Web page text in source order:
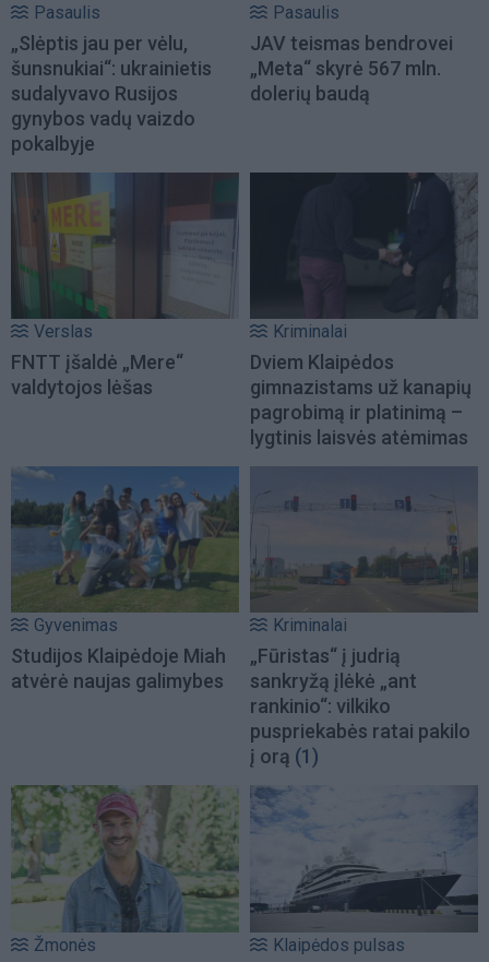
Pasaulis
„Slėptis jau per vėlu,
šunsnukiai“: ukrainietis
sudalyvavo Rusijos
gynybos vadų vaizdo
pokalbyje
Pasaulis
JAV teismas bendrovei
„Meta“ skyrė 567 mln.
dolerių baudą
Verslas
FNTT įšaldė „Mere“
valdytojos lėšas
Kriminalai
Dviem Klaipėdos
gimnazistams už kanapių
pagrobimą ir platinimą –
lygtinis laisvės atėmimas
Gyvenimas
Studijos Klaipėdoje Miah
atvėrė naujas galimybes
Kriminalai
„Fūristas“ į judrią
sankryžą įlėkė „ant
rankinio“: vilkiko
puspriekabės ratai pakilo
į orą (1)
Žmonės Klaipėdos pulsas